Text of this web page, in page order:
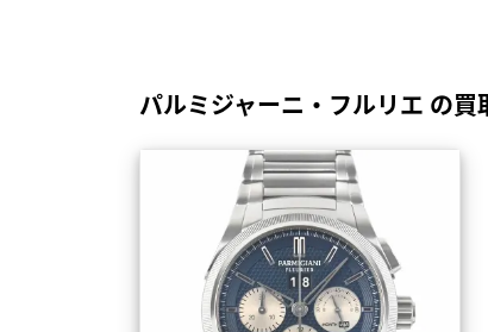
パルミジャーニ・フルリエ の買